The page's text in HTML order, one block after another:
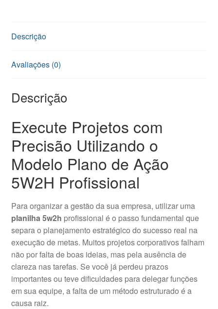
Descrição
Avaliações (0)
Descrição
Execute Projetos com
Precisão Utilizando o
Modelo Plano de Ação
5W2H Profissional
Para organizar a gestão da sua empresa, utilizar uma
planilha 5w2h profissional é o passo fundamental que
separa o planejamento estratégico do sucesso real na
execução de metas. Muitos projetos corporativos falham
não por falta de boas ideias, mas pela ausência de
clareza nas tarefas. Se você já perdeu prazos
importantes ou teve dificuldades para delegar funções
em sua equipe, a falta de um método estruturado é a
causa raiz.